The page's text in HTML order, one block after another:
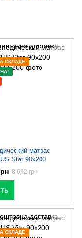
СКЛАДЕ
матрас
Star 90x200
8 692 грн
СКЛАДЕ